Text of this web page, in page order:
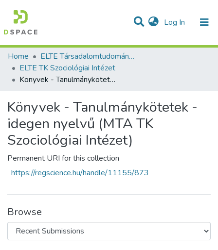
Log In (current)
Communities & Collections
Statistics
All of DSpace
Home
ELTE Társadalomtudományi Kutatóközpont
ELTE TK Szociológiai Intézet
Könyvek - Tanulmánykötetek - idegen nyelvű (MTA TK Szociológiai Intézet)
Könyvek - Tanulmánykötetek -
idegen nyelvű (MTA TK
Szociológiai Intézet)
Permanent URI for this collection
https://regscience.hu/handle/11155/873
Browse